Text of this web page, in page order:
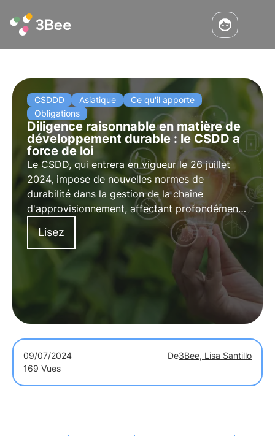
CSDDD Asiatique
Ce qu'il apporte
Obligations
Diligence raisonnable en matière de
développement durable : le CSDD a
force de loi
Le CSDD, qui entrera en vigueur le 26 juillet
2024, impose de nouvelles normes de
durabilité dans la gestion de la chaîne
d'approvisionnement, affectant profondément
les entreprises européennes. Découvrez dans
cet article ce que prévoit le CSDD ou Supply
Chain Act, ses obligations et ses domaines
Lisez
09/07/2024 De3Bee, Lisa Santillo
169 Vues